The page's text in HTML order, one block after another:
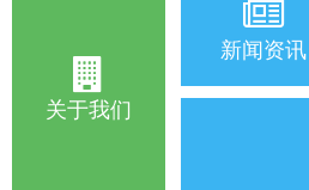
关于我们
新闻资讯